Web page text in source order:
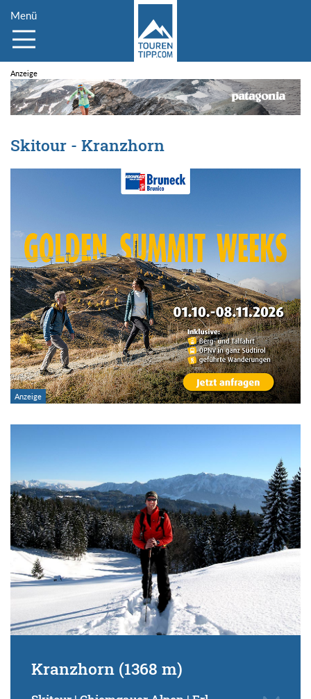
Menü
Skitour - Kranzhorn
Kranzhorn (1368 m)